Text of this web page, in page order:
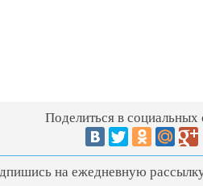
Поделиться в социальных
на ежедневную